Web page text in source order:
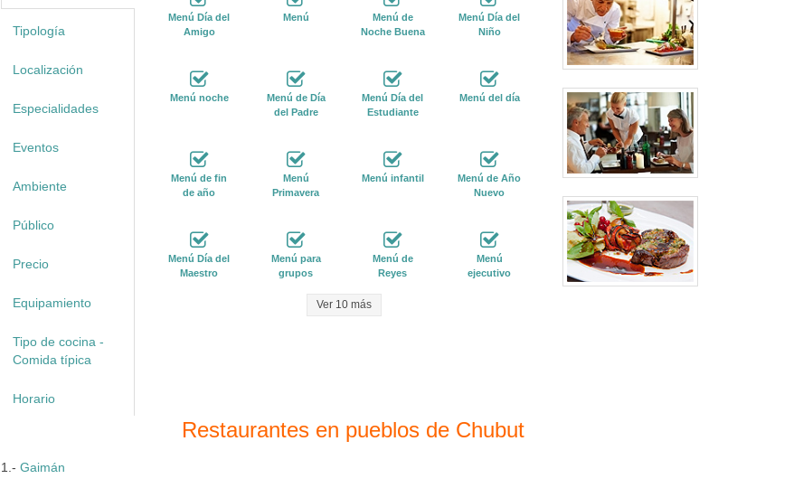
Tipología
Localización
Especialidades
Eventos
Ambiente
Público
Precio
Equipamiento
Tipo de cocina -
Comida típica
Horario
Menú Día del
Amigo
Menú
Menú de
Noche Buena
Menú Día del
Niño
Menú noche
Menú de Día
del Padre
Menú Día del
Estudiante
Menú del día
Menú de fin
de año
Menú
Primavera
Menú infantil
Menú de Año
Nuevo
Menú Día del
Maestro
Menú para
grupos
Menú de
Reyes
Menú
ejecutivo
Ver 10 más
Restaurantes en pueblos de Chubut
1.- Gaimán